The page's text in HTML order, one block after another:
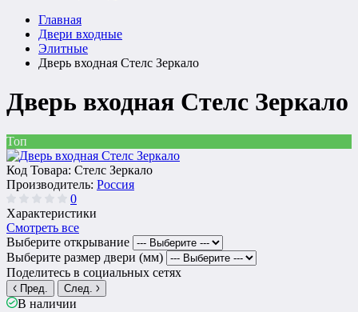
Главная
Двери входные
Элитные
Дверь входная Стелс Зеркало
Дверь входная Стелс Зеркало
Топ
Код Товара: Стелс Зеркало
Производитель: Россия
0
Характеристики
Смотреть все
Выберите открывание
Выберите размер двери (мм)
Поделитесь в социальных сетях
Пред. След.
В наличии